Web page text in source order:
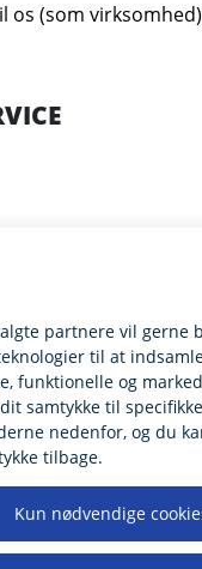
os (som virksomhed)
hjemmesiden